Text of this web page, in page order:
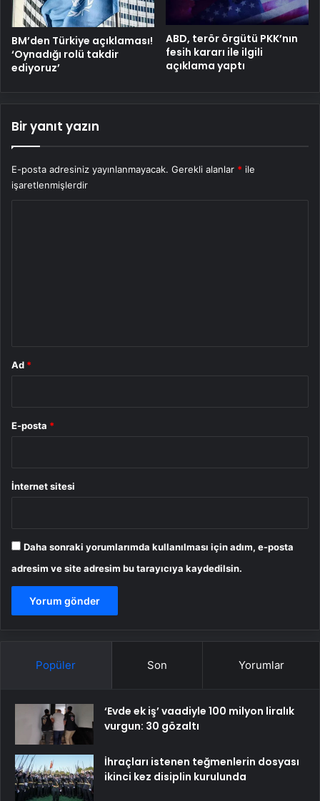
BM’den Türkiye açıklaması!
‘Oynadığı rolü takdir
ediyoruz’
ABD, terör örgütü PKK’nın
fesih kararı ile ilgili
açıklama yaptı
Bir yanıt yazın
E-posta adresiniz yayınlanmayacak. Gerekli alanlar * ile
işaretlenmişlerdir
Ad *
E-posta *
İnternet sitesi
Daha sonraki yorumlarımda kullanılması için adım, e-posta
adresim ve site adresim bu tarayıcıya kaydedilsin.
Popüler Son Yorumlar
‘Evde ek iş’ vaadiyle 100 milyon liralık
vurgun: 30 gözaltı
İhraçları istenen teğmenlerin dosyası
ikinci kez disiplin kurulunda